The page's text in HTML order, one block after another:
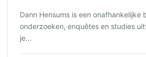
Dann Hensums is een onafhankelijke
onderzoeken, enquêtes en studies
je...